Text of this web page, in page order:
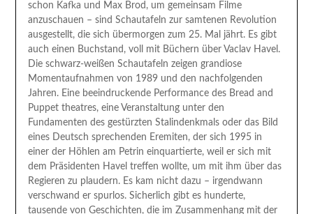
schon Kafka und Max Brod, um gemeinsam Filme
anzuschauen – sind Schautafeln zur samtenen Revolution
ausgestellt, die sich übermorgen zum 25. Mal jährt. Es gibt
auch einen Buchstand, voll mit Büchern über Vaclav Havel.
Die schwarz-weißen Schautafeln zeigen grandiose
Momentaufnahmen von 1989 und den nachfolgenden
Jahren. Eine beeindruckende Performance des Bread and
Puppet theatres, eine Veranstaltung unter den
Fundamenten des gestürzten Stalindenkmals oder das Bild
eines Deutsch sprechenden Eremiten, der sich 1995 in
einer der Höhlen am Petrin einquartierte, weil er sich mit
dem Präsidenten Havel treffen wollte, um mit ihm über das
Regieren zu plaudern. Es kam nicht dazu – irgendwann
verschwand er spurlos. Sicherlich gibt es hunderte,
tausende von Geschichten, die im Zusammenhang mit der